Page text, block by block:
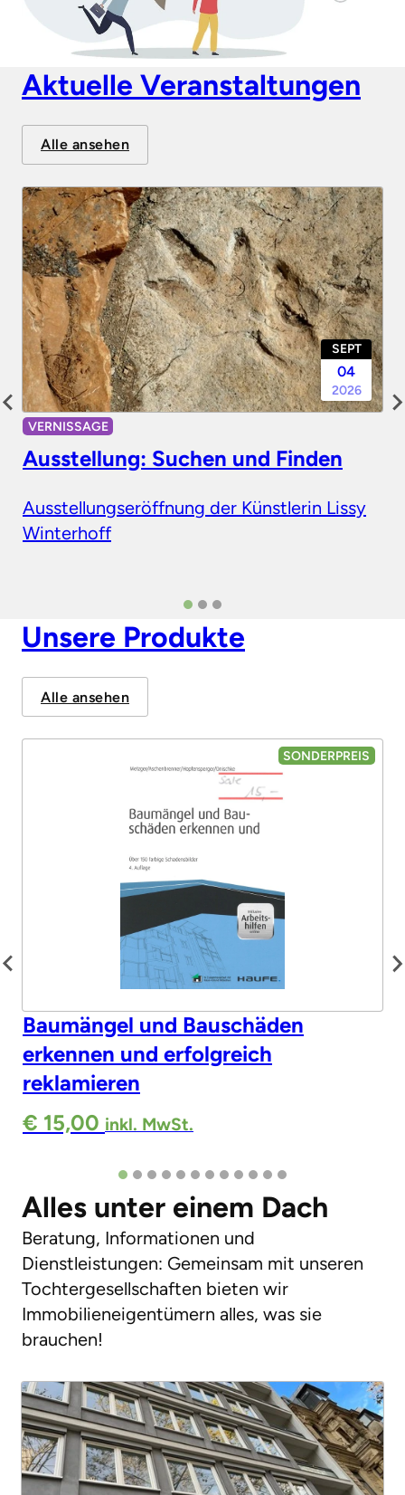
Aktuelle Veranstaltungen
Alle ansehen
SEPT
04
2026
VERNISSAGE
Ausstellung: Suchen und Finden
Ausstellungseröffnung der Künstlerin Lissy
Winterhoff
Unsere Produkte
Alle ansehen
SONDERPREIS
Baumängel und Bauschäden
erkennen und erfolgreich
reklamieren
€ 15,00 inkl. MwSt.
Alles unter einem Dach
Beratung, Informationen und
Dienstleistungen: Gemeinsam mit unseren
Tochtergesellschaften bieten wir
Immobilieneigentümern alles, was sie
brauchen!